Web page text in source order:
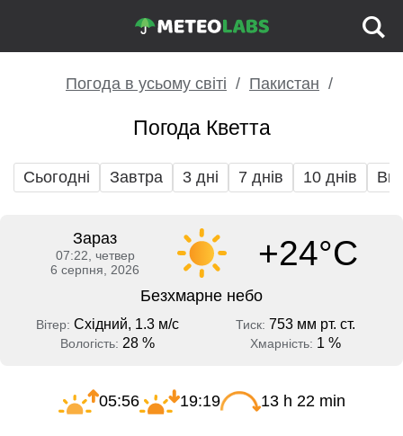
Погода в усьому світі Пакистан
Погода Кветта
Сьогодні Завтра 3 дні 7 днів 10 днів
Зараз
07:22, четвер
6 серпня, 2026
+24°C
Безхмарне небо
Вітер: Східний, 1.3 м/с Тиск: 753 мм рт. ст.
Вологість: 28 % Хмарність: 1 %
05:56 19:19 13 h 22 min